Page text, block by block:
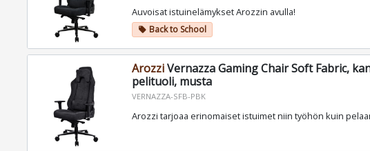
Auvoisat istuinelämykset Arozzin avulla!
local_offer Back to School
ArozziVernazza Gaming Chair Soft Fabric,
pelituoli, musta
VERNAZZA-SFB-PBK
Arozzi tarjoaa erinomaiset istuimet niin työhön kuin